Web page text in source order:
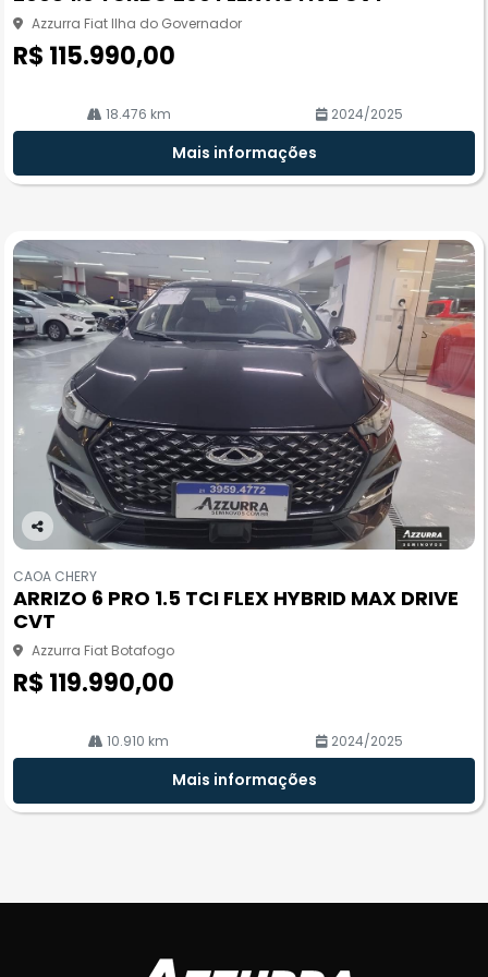
he
Azzurra Fiat Ilha do Governador
R$ 115.990,00
18.476 km 2024/2025
Mais informações
Co
pa
rtil
he
CAOA CHERY
ARRIZO 6 PRO 1.5 TCI FLEX HYBRID MAX DRIVE
CVT
Azzurra Fiat Botafogo
R$ 119.990,00
10.910 km 2024/2025
Mais informações